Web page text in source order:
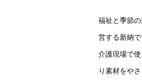
福祉と季節
営する新納で
介護現場で
り素材をや